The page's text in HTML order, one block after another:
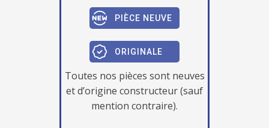
PIÈCE NEUVE
ORIGINALE
Toutes nos pièces sont neuves
et d’origine constructeur (sauf
mention contraire).